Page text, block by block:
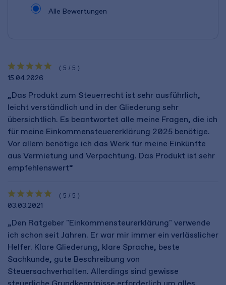
Alle Bewertungen
(5/5)
15.04.2026
„Das Produkt zum Steuerrecht ist sehr ausführlich,
leicht verständlich und in der Gliederung sehr
übersichtlich. Es beantwortet alle meine Fragen, die ich
für meine Einkommensteuererklärung 2025 benötige.
Vor allem benötige ich das Werk für meine Einkünfte
aus Vermietung und Verpachtung. Das Produkt ist sehr
empfehlenswert“
(5/5)
03.03.2021
„Den Ratgeber "Einkommensteurerklärung" verwende
ich schon seit Jahren. Er war mir immer ein verlässlicher
Helfer. Klare Gliederung, klare Sprache, beste
Sachkunde, gute Beschreibung von
Steuersachverhalten. Allerdings sind gewisse